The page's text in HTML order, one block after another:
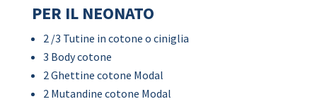
PER IL NEONATO
2 /3 Tutine in cotone o ciniglia
3 Body cotone
2 Ghettine cotone Modal
2 Mutandine cotone Modal